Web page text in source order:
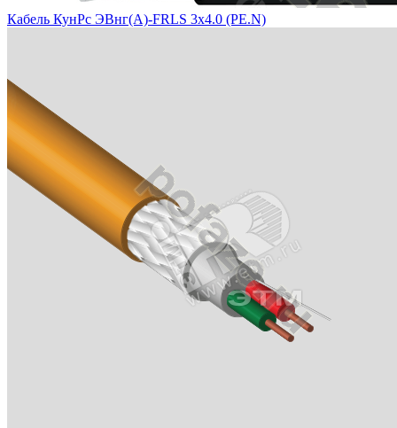
Кабель КунРс ЭВнг(А)-FRLS 3х4.0 (PE.N)